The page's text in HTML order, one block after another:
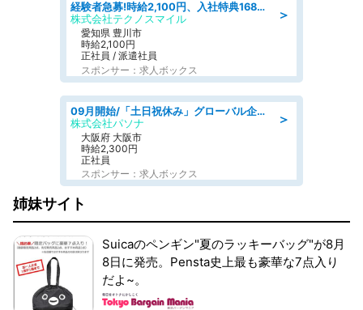
＞
経験者急募!時給2,100円、入社特典168万円の自動車製造業務/トヨタ自動車/tutumi
株式会社テクノスマイル
愛知県 豊川市
時給2,100円
正社員 / 派遣社員
スポンサー：求人ボックス
＞
09月開始/「土日祝休み」グローバル企業での産業保健のお仕事/保健師/高時給/残業なし/服装自由
株式会社パソナ
大阪府 大阪市
時給2,300円
正社員
スポンサー：求人ボックス
姉妹サイト
Suicaのペンギン"夏のラッキーバッグ"が8月
8日に発売。Pensta史上最も豪華な7点入り
だよ~。